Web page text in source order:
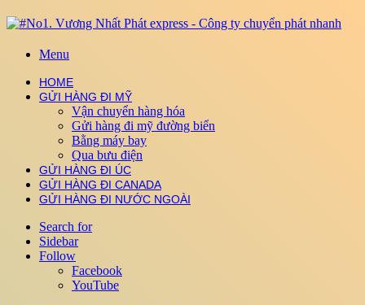
Menu
HOME
GỬI HÀNG ĐI MỸ
Vận chuyển hàng hóa
Gửi hàng đi mỹ đường biển
Bằng máy bay
Qua bưu điện
GỬI HÀNG ĐI ÚC
GỬI HÀNG ĐI CANADA
GỬI HÀNG ĐI NƯỚC NGOÀI
Search for
Sidebar
Follow
Facebook
YouTube